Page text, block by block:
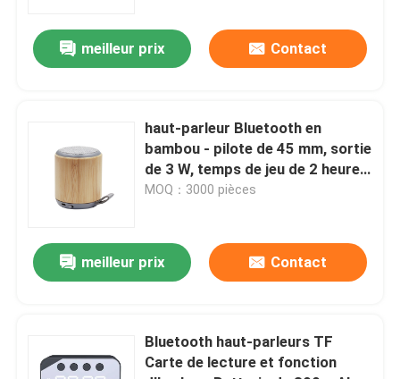
meilleur prix Contact
haut-parleur Bluetooth en
bambou - pilote de 45 mm, sortie
de 3 W, temps de jeu de 2 heures,
design rétro portable
MOQ：3000 pièces
meilleur prix Contact
Bluetooth haut-parleurs TF
Carte de lecture et fonction